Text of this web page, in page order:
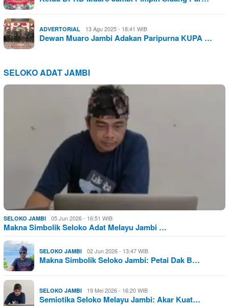
ADVERTORIAL 13 Agu 2025 - 18:41 WIB
Dewan Muaro Jambi Adakan Paripurna KUPA …
SELOKO ADAT JAMBI
SELOKO JAMBI 05 Jun 2026 - 16:51 WIB
Makna Simbolik Seloko Adat Melayu Jambi …
SELOKO JAMBI 02 Jun 2026 - 13:47 WIB
Makna Simbolik Seloko Jambi: Petai Dak B…
SELOKO JAMBI 19 Mei 2026 - 16:20 WIB
Semiotika Seloko Melayu Jambi: Akar Kuat…